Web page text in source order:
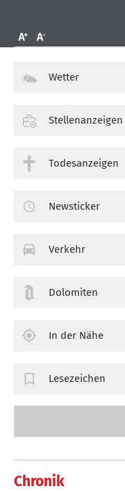
Chronik
Wetter
Stellenanzeigen
Todesanzeigen
Newsticker
Verkehr
Dolomiten
In der Nähe
Lesezeichen